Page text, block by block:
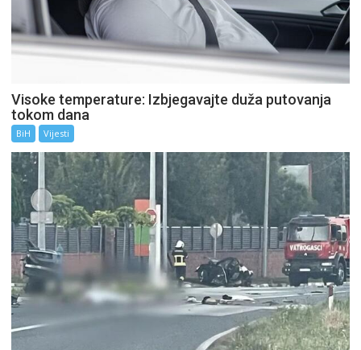
Visoke temperature: Izbjegavajte duža putovanja
tokom dana
BiH Vijesti